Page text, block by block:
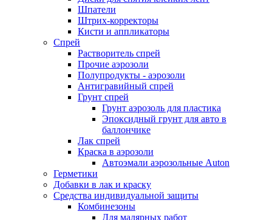
Шпатели
Штрих-корректоры
Кисти и аппликаторы
Спрей
Растворитель спрей
Прочие аэрозоли
Полупродукты - аэрозоли
Антигравийный спрей
Грунт спрей
Грунт аэрозоль для пластика
Эпоксидный грунт для авто в
баллончике
Лак спрей
Краска в аэрозоли
Автоэмали аэрозольные Auton
Герметики
Добавки в лак и краску
Средства индивидуальной защиты
Комбинезоны
Для малярных работ